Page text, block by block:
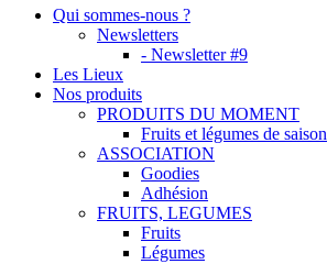
Qui sommes-nous ?
Newsletters
- Newsletter #9
Les Lieux
Nos produits
PRODUITS DU MOMENT
Fruits et légumes de saison
ASSOCIATION
Goodies
Adhésion
FRUITS, LEGUMES
Fruits
Légumes